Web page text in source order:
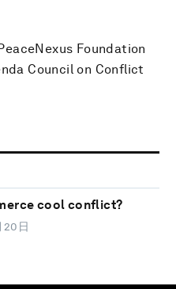
Foundation
Council on Conflict
cool conflict?
20日